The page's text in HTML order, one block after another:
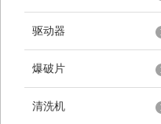
驱动器
爆破片
清洗机